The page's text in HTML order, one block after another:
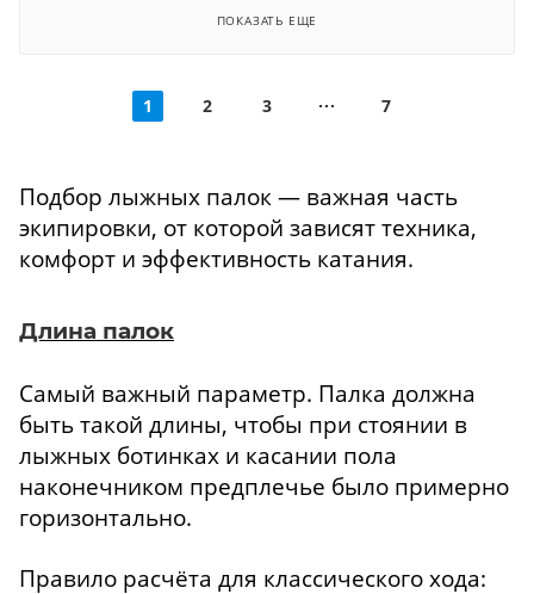
ПОКАЗАТЬ ЕЩЕ
1 2 3 7
Подбор лыжных палок — важная часть
экипировки, от которой зависят техника,
комфорт и эффективность катания.
Длина палок
Самый важный параметр. Палка должна
быть такой длины, чтобы при стоянии в
лыжных ботинках и касании пола
наконечником предплечье было примерно
горизонтально.
Правило расчёта для классического хода: